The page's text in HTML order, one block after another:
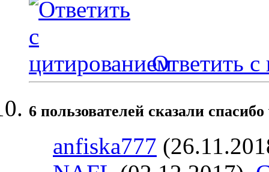
Ответить с
6 пользователей сказали
anfiska777